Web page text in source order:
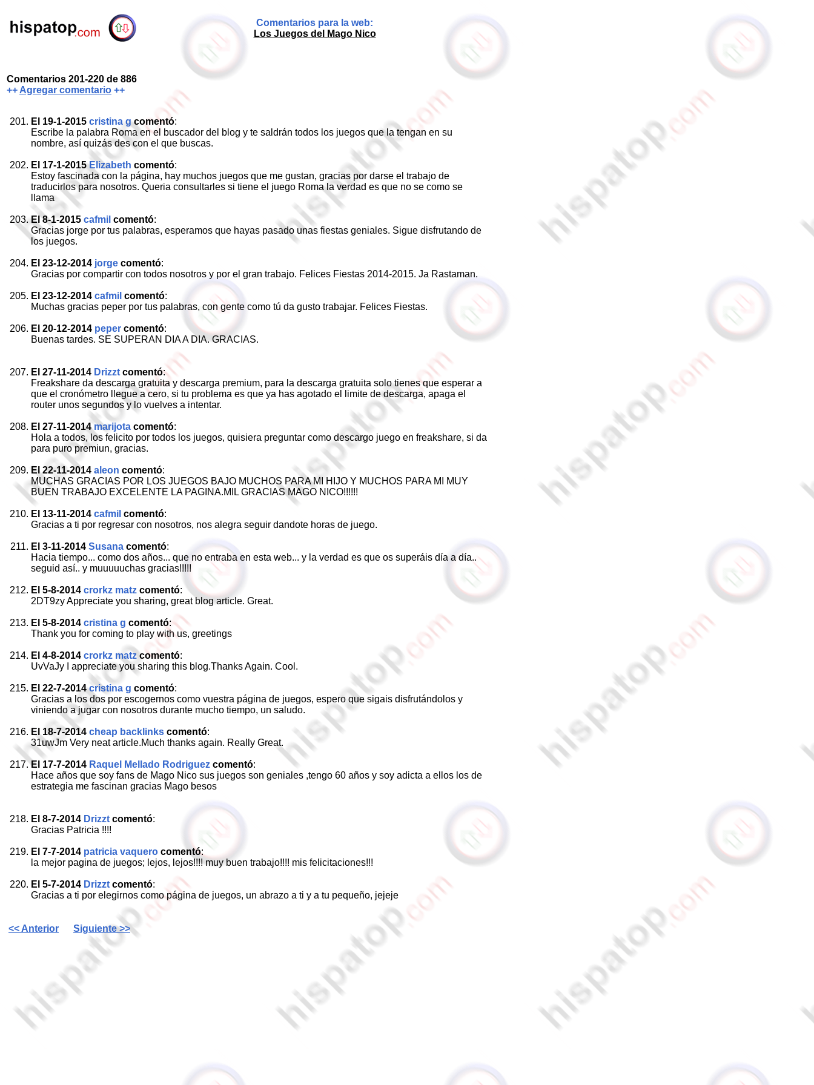
Comentarios para la web:
Los Juegos del Mago Nico
Comentarios 201-220 de 886
++ Agregar comentario ++
El 19-1-2015 cristina gcomentó:
Escribe la palabra Roma en el buscador del blog y te saldrán todos los juegos que la tengan en su
nombre, así quizás des con el que buscas.
El 17-1-2015Elizabeth comentó:
Estoy fascinada con la página, hay muchos juegos que me gustan, gracias por darse el trabajo de
traducirlos para nosotros. Queria consultarles si tiene el juego Roma la verdad es que no se como se
llama
El 8-1-2015 cafmil comentó:
Gracias jorge por tus palabras, esperamos que hayas pasado unas fiestas geniales. Sigue disfrutando de
los juegos.
El 23-12-2014 jorge comentó:
Gracias por compartir con todos nosotros y por el gran trabajo. Felices Fiestas 2014-2015. Ja Rastaman.
El 23-12-2014 cafmil comentó:
Muchas gracias peper por tus palabras, con gente como tú da gusto trabajar. Felices Fiestas.
El 20-12-2014 peper comentó:
Buenas tardes. SE SUPERAN DIA A DIA. GRACIAS.
El 27-11-2014 Drizzt comentó:
Freakshare da descarga gratuita y descarga premium, para la descarga gratuita solo tienes que esperar a
que el cronómetro llegue a cero, si tu problema es que ya has agotado el limite de descarga, apaga el
router unos segundos y lo vuelves a intentar.
El 27-11-2014 marijota comentó:
Hola a todos, los felicito por todos los juegos, quisiera preguntar como descargo juego en freakshare, si da
para puro premiun, gracias.
El 22-11-2014 aleon comentó:
MUCHAS GRACIAS POR LOS JUEGOS BAJO MUCHOS PARA MI HIJO Y MUCHOS PARA MI MUY
BUEN TRABAJO EXCELENTE LA PAGINA.MIL GRACIAS MAGO NICO!!!!!!
El 13-11-2014 cafmil comentó:
Gracias a ti por regresar con nosotros, nos alegra seguir dandote horas de juego.
El 3-11-2014 Susana comentó:
Hacia tiempo... como dos años... que no entraba en esta web... y la verdad es que os superáis día a día..
seguid así.. y muuuuuchas gracias!!!!!
El 5-8-2014 crorkz matz comentó:
2DT9zy Appreciate you sharing, great blog article. Great.
El 5-8-2014 cristina g comentó:
Thank you for coming to play with us, greetings
El 4-8-2014 crorkz matz comentó:
UvVaJy I appreciate you sharing this blog.Thanks Again. Cool.
El 22-7-2014cristina g comentó:
Gracias a los dos por escogernos como vuestra página de juegos, espero que sigais disfrutándolos y
viniendo a jugar con nosotros durante mucho tiempo, un saludo.
El 18-7-2014 cheap backlinks comentó:
31uwJm Very neat article.Much thanks again. Really Great.
El 17-7-2014 Raquel Mellado Rodriguez comentó:
Hace años que soy fans de Mago Nico sus juegos son geniales ,tengo 60 años y soy adicta a ellos los de
estrategia me fascinan gracias Mago besos
El 8-7-2014 Drizzt comentó:
Gracias Patricia !!!!
El 7-7-2014 patricia vaquero comentó:
la mejor pagina de juegos; lejos, lejos!!!! muy buen trabajo!!!! mis felicitaciones!!!
El 5-7-2014 Drizzt comentó:
Gracias a ti por elegirnos como página de juegos, un abrazo a ti y a tu pequeño, jejeje
<< Anterior Siguiente >>